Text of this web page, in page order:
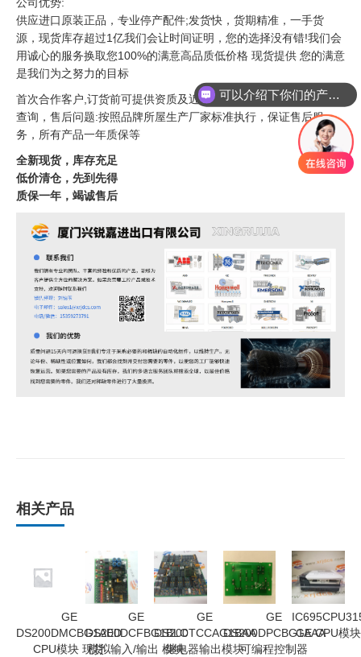
供应进口原装正品，专业停产配件;发货快，货期精准，一手货
源，现货库存超过1亿我们会让时间证明，您的选择没有错!我们会
用诚心的服务换取您100%的满意高品质低价格 现货提供 您的满意
是我们为之努力的目标
首次合作客户,订货前可提供资质及近销售开出的票据扫描件以供
查询，售后问题:按照品牌所屋生产厂家标准执行，保证售后服
务，所有产品一年质保等
全新现货，库存充足
低价清仓，先到先得
质保一年，竭诚售后
相关产品
GE
DS200DMCBG1AED
CPU模块 现货
GE
DS200DCFBG1BLC
模拟输入/输出 模块
GE
DS200TCCAG1BAA
继电器输出模块
GE
DS200DPCBG1AAA
可编程控制器
GE CPU模块
可以介绍下你们的产品么
你们是怎么收费的呢